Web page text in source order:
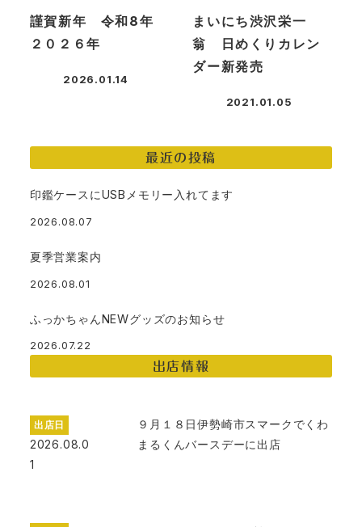
謹賀新年 令和8年
２０２６年
2026.01.14
まいにち渋沢栄一
翁 日めくりカレン
ダー新発売
2021.01.05
最近の投稿
印鑑ケースにUSBメモリー入れてます
2026.08.07
夏季営業案内
2026.08.01
ふっかちゃんNEWグッズのお知らせ
2026.07.22
出店情報
出店日
2026.08.0
1
９月１８日伊勢崎市スマークでくわ
まるくんバースデーに出店